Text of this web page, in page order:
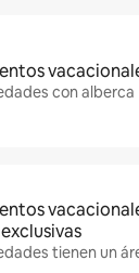
con alberca
tienen un